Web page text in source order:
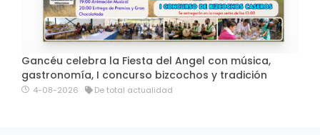
Gancéu celebra la Fiesta del Angel con música,
gastronomía, I concurso bizcochos y tradición
4-08-2026 De total actualidad